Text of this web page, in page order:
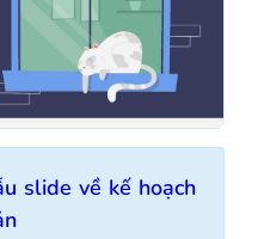
slide về kế hoạch